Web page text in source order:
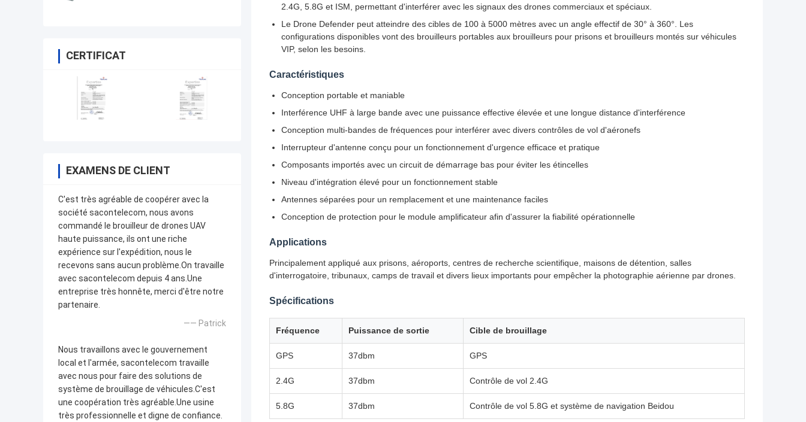
CERTIFICAT
EXAMENS DE CLIENT
C'est très agréable de coopérer avec la
société sacontelecom, nous avons
commandé le brouilleur de drones UAV
haute puissance, ils ont une riche
expérience sur l'expédition, nous le
recevons sans aucun problème.On travaille
avec sacontelecom depuis 4 ans.Une
entreprise très honnête, merci d'être notre
partenaire.
—— Patrick
Nous travaillons avec le gouvernement
local et l'armée, sacontelecom travaille
avec nous pour faire des solutions de
système de brouillage de véhicules.C'est
une coopération très agréable.Une usine
très professionnelle et digne de confiance.
2.4G, 5.8G et ISM, permettant d'interférer avec les signaux des drones commerciaux et spéciaux.
Le Drone Defender peut atteindre des cibles de 100 à 5000 mètres avec un angle effectif de 30° à 360°. Les
configurations disponibles vont des brouilleurs portables aux brouilleurs pour prisons et brouilleurs montés sur véhicules
VIP, selon les besoins.
Caractéristiques
Conception portable et maniable
Interférence UHF à large bande avec une puissance effective élevée et une longue distance d'interférence
Conception multi-bandes de fréquences pour interférer avec divers contrôles de vol d'aéronefs
Interrupteur d'antenne conçu pour un fonctionnement d'urgence efficace et pratique
Composants importés avec un circuit de démarrage bas pour éviter les étincelles
Niveau d'intégration élevé pour un fonctionnement stable
Antennes séparées pour un remplacement et une maintenance faciles
Conception de protection pour le module amplificateur afin d'assurer la fiabilité opérationnelle
Applications
Principalement appliqué aux prisons, aéroports, centres de recherche scientifique, maisons de détention, salles
d'interrogatoire, tribunaux, camps de travail et divers lieux importants pour empêcher la photographie aérienne par drones.
Spécifications
Fréquence Puissance de sortie Cible de brouillage
GPS 37dbm GPS
2.4G 37dbm Contrôle de vol 2.4G
5.8G 37dbm Contrôle de vol 5.8G et système de navigation Beidou